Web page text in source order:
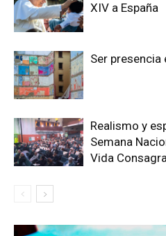
XIV a España
Ser presencia
Realismo y
Semana
Vida